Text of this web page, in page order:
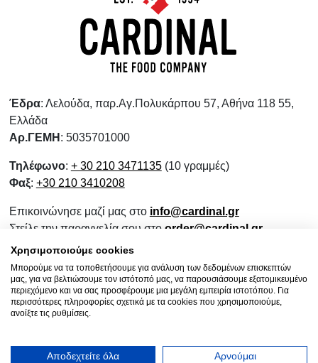
Έδρα: Λελούδα, παρ.Αγ.Πολυκάρπου 57, Αθήνα 118 55,
Ελλάδα
Αρ.ΓΕΜΗ : 5035701000
Τηλέφωνο: + 30 210 3471135(10 γραμμές)
Φαξ: +30 210 3410208
Επικοινώνησε μαζί μας στο info@cardinal.gr
Στείλε την παραγγελία σου στο order@cardinal.gr
Για αγορές λιανικής
www.wokshop.gr
Όροι Χρήσης
Πολιτική Προστασίας Προσωπικών Δεδομένων
Πολιτική Επιστροφών
Χρησιμοποιούμε cookies
Μπορούμε να τα τοποθετήσουμε για ανάλυση των δεδομένων επισκεπτών
μας, για να βελτιώσουμε τον ιστότοπό μας, να παρουσιάσουμε εξατομικευμένο
περιεχόμενο και να σας προσφέρουμε μια μεγάλη εμπειρία ιστοτόπου. Για
περισσότερες πληροφορίες σχετικά με τα cookies που χρησιμοποιούμε,
ανοίξτε τις ρυθμίσεις.
Αποδεχτείτε όλα Αρνούμαι